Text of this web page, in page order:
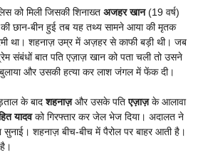
को मिली जिसकी शिनाख्त अजहर खान(19 वर्ष)
छान-बीन हुई तब यह तथ्य सामने आया की मृतक
था। शहनाज़ उम्र में अज़हर से काफी बड़ी थी। जब
संबंधों बात पति एज़ाज़ खान को पता चली तो उसने
और उसकी हत्या कर लाश जंगल में फेंक दी।
के बादशहनाज़और उसके पतिएज़ाज़के आलावा
यादवको गिरफ्तार कर जेल भेज दिया। अदालत ने
शहनाज़ बीच-बीच में पैरोल पर बाहर आती है।